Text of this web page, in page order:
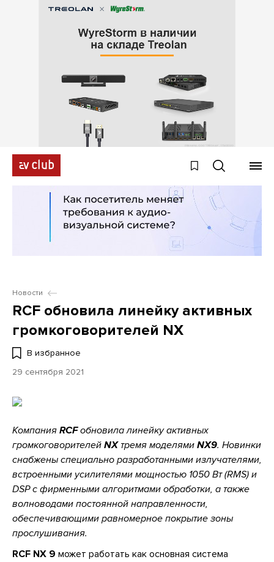
Новости
RCF обновила линейку активных
громкоговорителей NX
В избранное
29 сентября 2021
Компания RCFобновила линейку активных
громкоговорителей NXтремя моделями NX9. Новинки
снабжены специально разработанными излучателями,
встроенными усилителями мощностью 1050 Вт (RMS) и
DSP с фирменными алгоритмами обработки, а также
волноводами постоянной направленности,
обеспечивающими равномерное покрытие зоны
прослушивания.
RCF NX 9 может работать как основная система